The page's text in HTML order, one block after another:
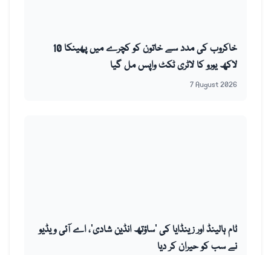
خاکروب کی مدد سے خاتون کو کچرے میں پھینکا 10
لاکھ یورو کا لاٹری ٹکٹ واپس مل گیا
7 August 2026
ٹام ہالینڈ اور زینڈایا کی ’ساؤتھ انڈین شادی‘، اے آئی ویڈیو
نے سب کو حیران کر دیا